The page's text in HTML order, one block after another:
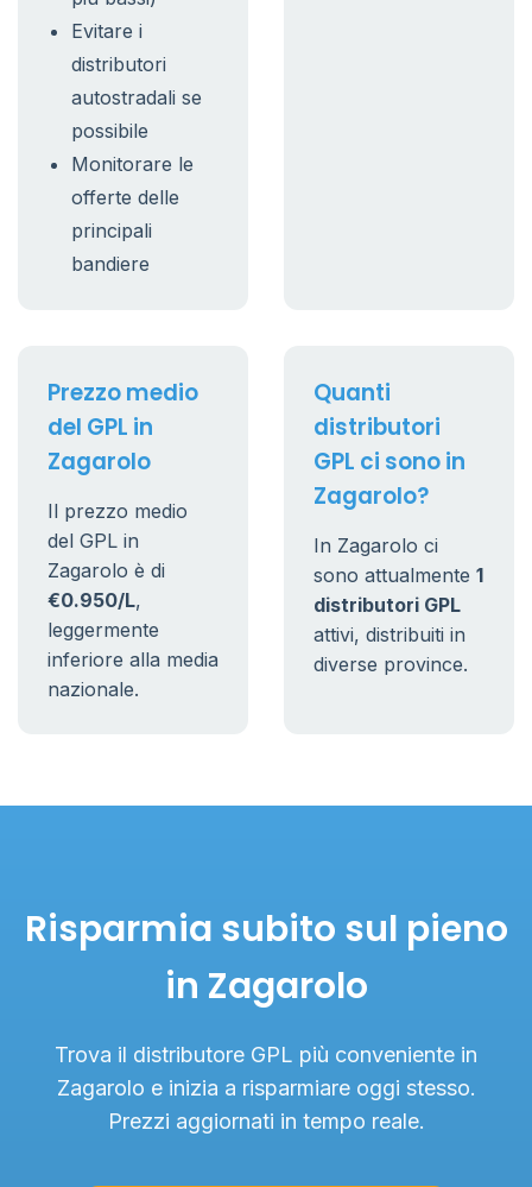
Evitare i
distributori
autostradali se
possibile
Monitorare le
offerte delle
principali
bandiere
Prezzo medio
del GPL in
Zagarolo
Il prezzo medio
del GPL in
Zagarolo è di
€0.950/L,
leggermente
inferiore alla media
nazionale.
Quanti
distributori
GPL ci sono in
Zagarolo?
In Zagarolo ci
sono attualmente 1
distributori GPL
attivi, distribuiti in
diverse province.
Risparmia subito sul pieno
in Zagarolo
Trova il distributore GPL più conveniente in
Zagarolo e inizia a risparmiare oggi stesso.
Prezzi aggiornati in tempo reale.